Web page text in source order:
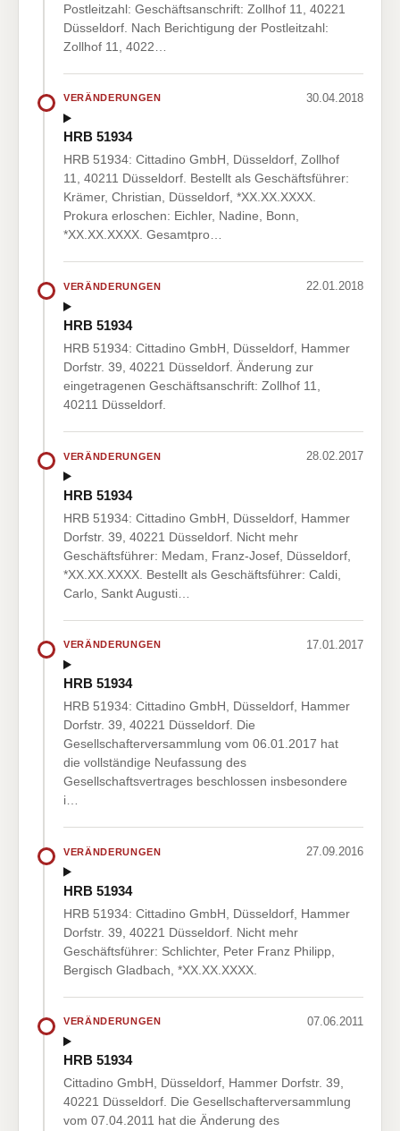
Postleitzahl: Geschäftsanschrift: Zollhof 11, 40221
Düsseldorf. Nach Berichtigung der Postleitzahl:
Zollhof 11, 4022…
VERÄNDERUNGEN 30.04.2018
HRB 51934
HRB 51934: Cittadino GmbH, Düsseldorf, Zollhof
11, 40211 Düsseldorf. Bestellt als Geschäftsführer:
Krämer, Christian, Düsseldorf, *XX.XX.XXXX.
Prokura erloschen: Eichler, Nadine, Bonn,
*XX.XX.XXXX. Gesamtpro…
VERÄNDERUNGEN 22.01.2018
HRB 51934
HRB 51934: Cittadino GmbH, Düsseldorf, Hammer
Dorfstr. 39, 40221 Düsseldorf. Änderung zur
eingetragenen Geschäftsanschrift: Zollhof 11,
40211 Düsseldorf.
VERÄNDERUNGEN 28.02.2017
HRB 51934
HRB 51934: Cittadino GmbH, Düsseldorf, Hammer
Dorfstr. 39, 40221 Düsseldorf. Nicht mehr
Geschäftsführer: Medam, Franz-Josef, Düsseldorf,
*XX.XX.XXXX. Bestellt als Geschäftsführer: Caldi,
Carlo, Sankt Augusti…
VERÄNDERUNGEN 17.01.2017
HRB 51934
HRB 51934: Cittadino GmbH, Düsseldorf, Hammer
Dorfstr. 39, 40221 Düsseldorf. Die
Gesellschafterversammlung vom 06.01.2017 hat
die vollständige Neufassung des
Gesellschaftsvertrages beschlossen insbesondere
i…
VERÄNDERUNGEN 27.09.2016
HRB 51934
HRB 51934: Cittadino GmbH, Düsseldorf, Hammer
Dorfstr. 39, 40221 Düsseldorf. Nicht mehr
Geschäftsführer: Schlichter, Peter Franz Philipp,
Bergisch Gladbach, *XX.XX.XXXX.
VERÄNDERUNGEN 07.06.2011
HRB 51934
Cittadino GmbH, Düsseldorf, Hammer Dorfstr. 39,
40221 Düsseldorf. Die Gesellschafterversammlung
vom 07.04.2011 hat die Änderung des